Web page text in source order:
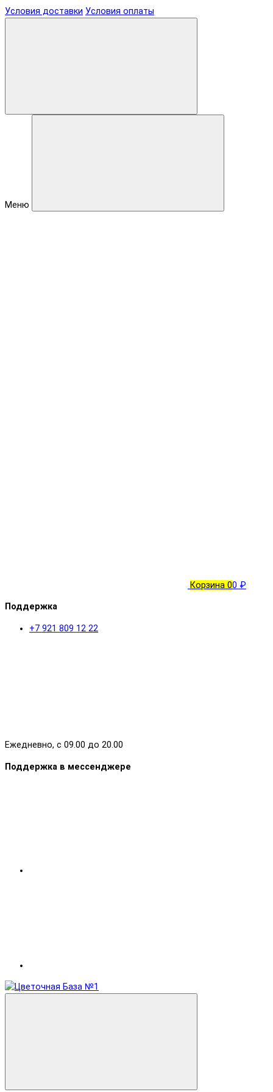
Условия доставки Условия оплаты
Меню
Корзина 00 ₽
Поддержка
+7 921 809 12 22
Ежедневно, с 09.00 до 20.00
Поддержка в мессенджере